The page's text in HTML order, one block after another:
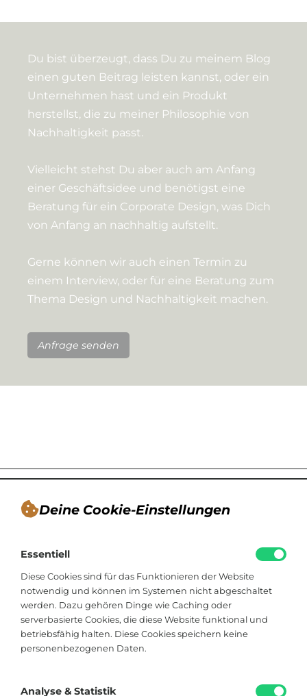
Deine Cookie-Einstellungen
Essentiell
Diese Cookies sind für das Funktionieren der Website
notwendig und können im Systemen nicht abgeschaltet
werden. Dazu gehören Dinge wie Caching oder
serverbasierte Cookies, die diese Website funktional und
betriebsfähig halten. Diese Cookies speichern keine
personenbezogenen Daten.
Analyse & Statistik
Du bist überzeugt, dass Du zu meinem Blog
einen guten Beitrag leisten kannst, oder ein
Unternehmen hast und ein Produkt
herstellst, die zu meiner Philosophie von
Nachhaltigkeit passt.
Vielleicht stehst Du aber auch am Anfang
einer Geschäftsidee und benötigst eine
Beratung für ein Corporate Design, was Dich
von Anfang an nachhaltig aufstellt.
Gerne können wir auch einen Termin zu
einem Interview, oder für eine Beratung zum
Thema Design und Nachhaltigkeit machen.
Anfrage senden
Blogger, Berater für nachhaltiges
Kommunikationsdesign, Catering
Viktoriastraße 48
33602 Bielefeld
hallo@soistfein.de